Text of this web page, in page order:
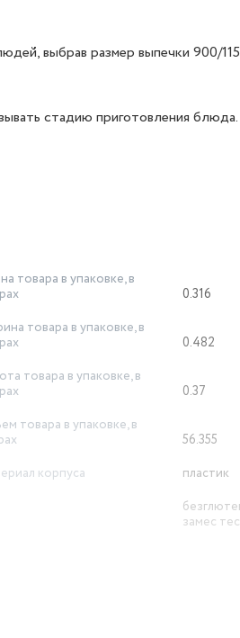
выбрав размер выпечки 900/
стадию приготовления блюда.
товара в упаковке, в
0.316
товара в упаковке, в
0.482
товара в упаковке, в
0.37
товара в упаковке, в
56.355
корпуса
пластик
замес